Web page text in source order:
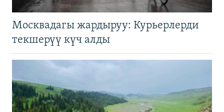
Москвадагы жардыруу: Курьерлерди
текшерүү күч алды